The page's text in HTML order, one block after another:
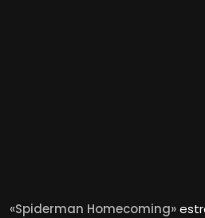
«Spiderman Homecoming»